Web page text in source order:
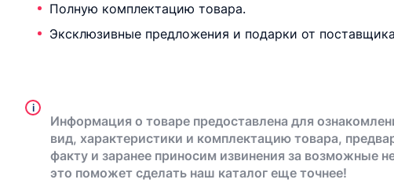
Полную комплектацию товара.
Эксклюзивные предложения и подарки от
i
Информация о товаре предоставлена для
вид, характеристики и комплектацию товара,
факту и заранее приносим извинения за возможные
это поможет сделать наш каталог еще точнее!